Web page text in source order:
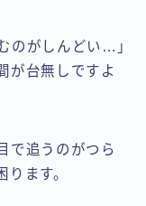
のがしんどい…」
が台無しですよ
で追うのがつら
ます。